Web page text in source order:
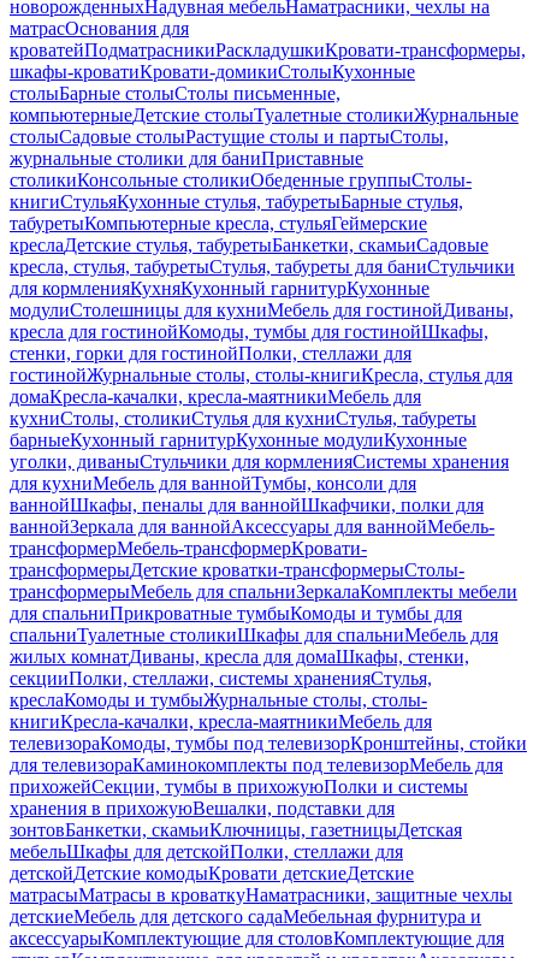
новорожденныхНадувная мебельНаматрасники, чехлы на
матрасОснования для
кроватейПодматрасникиРаскладушкиКровати-трансформеры,
шкафы-кроватиКровати-домикиСтолыКухонные
столыБарные столыСтолы письменные,
компьютерныеДетские столыТуалетные столикиЖурнальные
столыСадовые столыРастущие столы и партыСтолы,
журнальные столики для баниПриставные
столикиКонсольные столикиОбеденные группыСтолы-
книгиСтульяКухонные стулья, табуретыБарные стулья,
табуретыКомпьютерные кресла, стульяГеймерские
креслаДетские стулья, табуретыБанкетки, скамьиСадовые
кресла, стулья, табуретыСтулья, табуреты для баниСтульчики
для кормленияКухняКухонный гарнитурКухонные
модулиСтолешницы для кухниМебель для гостинойДиваны,
кресла для гостинойКомоды, тумбы для гостинойШкафы,
стенки, горки для гостинойПолки, стеллажи для
гостинойЖурнальные столы, столы-книгиКресла, стулья для
домаКресла-качалки, кресла-маятникиМебель для
кухниСтолы, столикиСтулья для кухниСтулья, табуреты
барныеКухонный гарнитурКухонные модулиКухонные
уголки, диваныСтульчики для кормленияСистемы хранения
для кухниМебель для ваннойТумбы, консоли для
ваннойШкафы, пеналы для ваннойШкафчики, полки для
ваннойЗеркала для ваннойАксессуары для ваннойМебель-
трансформерМебель-трансформерКровати-
трансформерыДетские кроватки-трансформерыСтолы-
трансформерыМебель для спальниЗеркалаКомплекты мебели
для спальниПрикроватные тумбыКомоды и тумбы для
спальниТуалетные столикиШкафы для спальниМебель для
жилых комнатДиваны, кресла для домаШкафы, стенки,
секцииПолки, стеллажи, системы храненияСтулья,
креслаКомоды и тумбыЖурнальные столы, столы-
книгиКресла-качалки, кресла-маятникиМебель для
телевизораКомоды, тумбы под телевизорКронштейны, стойки
для телевизораКаминокомплекты под телевизорМебель для
прихожейСекции, тумбы в прихожуюПолки и системы
хранения в прихожуюВешалки, подставки для
зонтовБанкетки, скамьиКлючницы, газетницыДетская
мебельШкафы для детскойПолки, стеллажи для
детскойДетские комодыКровати детскиеДетские
матрасыМатрасы в кроваткуНаматрасники, защитные чехлы
детскиеМебель для детского садаМебельная фурнитура и
аксессуарыКомплектующие для столовКомплектующие для